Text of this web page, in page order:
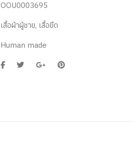
OOU0003695
เสื้อผ้าผู้ชาย, เสื้อยืด
Human made